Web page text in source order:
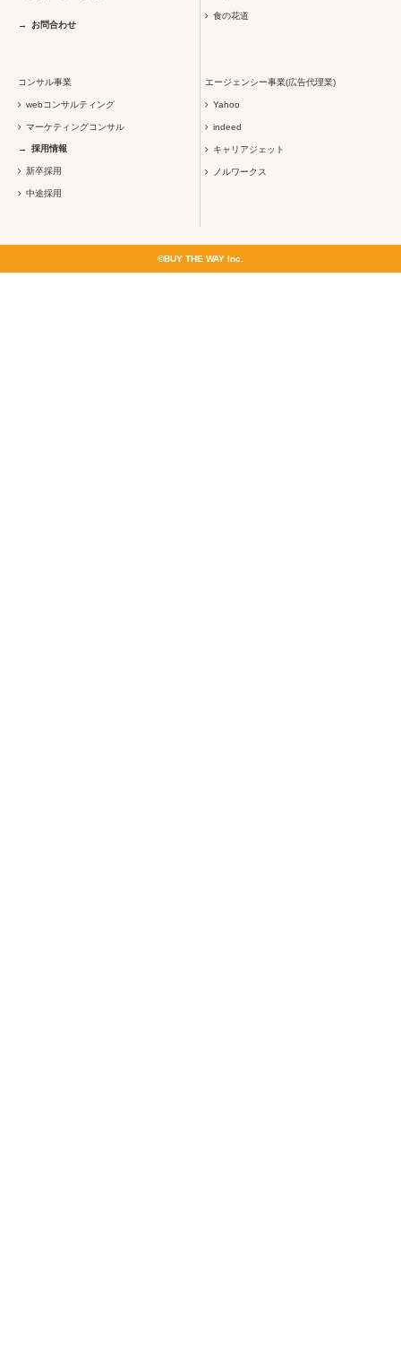
お問合わせ
食の花道
コンサル事業
webコンサルティング
マーケティングコンサル
エージェンシー事業(広告代理業)
Yahoo
indeed
キャリアジェット
ノルワークス
採用情報
新卒採用
中途採用
©BUY THE WAY Inc.